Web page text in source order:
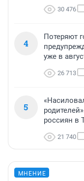
30 476
4
Потеряют
уже в
26 713
5
россиян в
21 740
МНЕНИЕ